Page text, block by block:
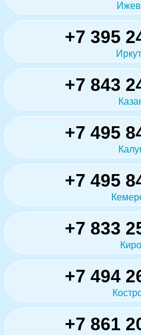
+7 395
+7 843
+7 495
+7 495
+7 833
+7 494
+7 861